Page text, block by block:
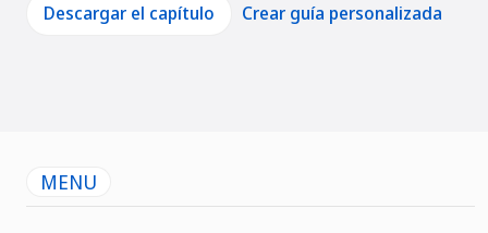
Descargar el capítulo Crear guía personalizada
MENU